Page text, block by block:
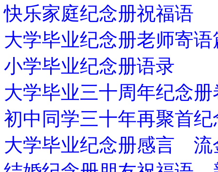
快乐家庭纪念册祝福语
大学毕业纪念册老师寄语
小学毕业纪念册语录
大学毕业三十周年纪念册
初中同学三十年再聚首
大学毕业纪念册感言 流